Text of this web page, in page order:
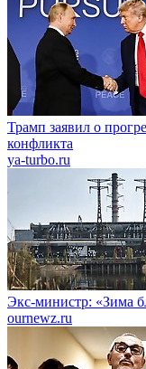
Трамп заявил о
конфликта
ya-turbo.ru
Экс-министр: «Зима
ournewz.ru